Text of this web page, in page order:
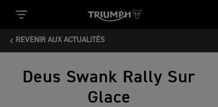
REVENIR AUX ACTUALITÉS
Deus Swank Rally Sur
Glace